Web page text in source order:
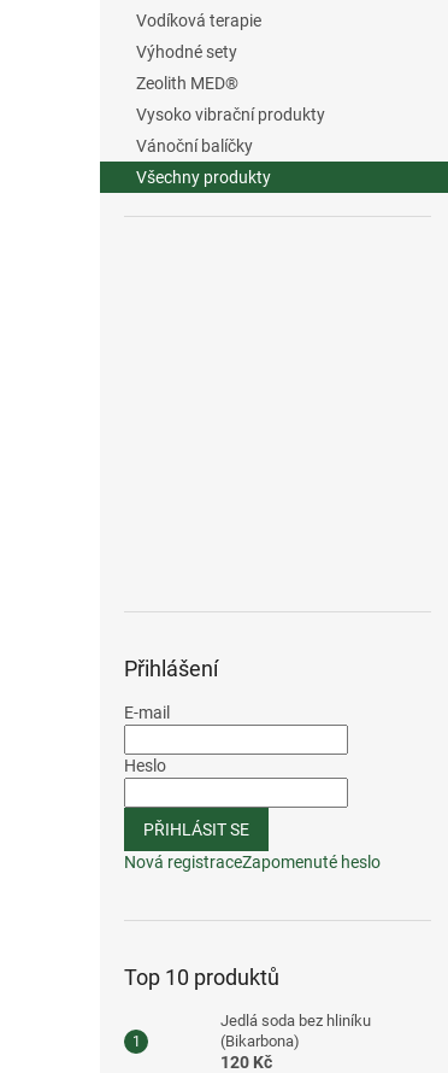
Vodíková terapie
Výhodné sety
Zeolith MED®
Vysoko vibrační produkty
Vánoční balíčky
Všechny produkty
Přihlášení
E-mail
Heslo
PŘIHLÁSIT SE
Nová registraceZapomenuté heslo
Top 10 produktů
Jedlá soda bez hliníku
(Bikarbona)
120 Kč